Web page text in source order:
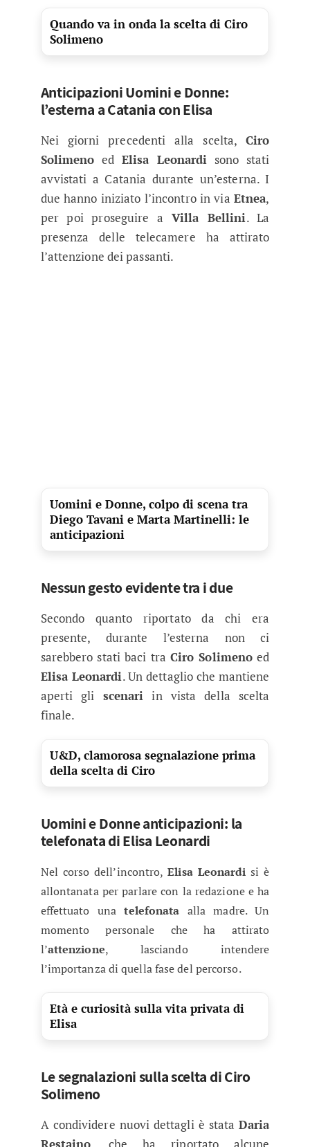
Quando va in onda la scelta di Ciro
Solimeno
Anticipazioni Uomini e Donne:
l’esterna a Catania con Elisa
Nei giorni precedenti alla scelta,Ciro
Solimeno ed Elisa Leonardi sono stati
avvistati a Catania durante un’esterna. I
due hanno iniziato l’incontro in via Etnea,
per poi proseguire a Villa Bellini. La
presenza delle telecamere ha attirato
l’attenzione dei passanti.
Uomini e Donne, colpo di scena tra
Diego Tavani e Marta Martinelli: le
anticipazioni
Nessun gesto evidente tra i due
Secondo quanto riportato da chi era
presente, durante l’esterna non ci
sarebbero stati baci tra Ciro Solimeno ed
Elisa Leonardi. Un dettaglio che mantiene
aperti gli scenari in vista della scelta
finale.
U&D, clamorosa segnalazione prima
della scelta di Ciro
Uomini e Donne anticipazioni: la
telefonata di Elisa Leonardi
Nel corso dell’incontro,Elisa Leonardi si è
allontanata per parlare con la redazione e ha
effettuato unatelefonata alla madre. Un
momento personale che ha attirato
l’attenzione, lasciando intendere
l’importanza di quella fasedel percorso.
Età e curiosità sulla vita privata di
Elisa
Le segnalazioni sulla scelta di Ciro
Solimeno
A condividere nuovi dettagli è stata Daria